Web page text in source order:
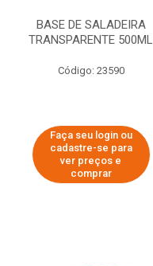
BASE DE SALADEIRA
TRANSPARENTE 500ML
Código: 23590
Faça seu login ou
cadastre-se para
ver preços e
comprar